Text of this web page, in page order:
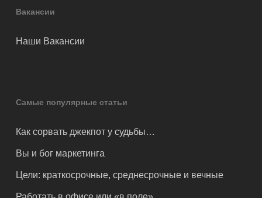
Вакансии
Наши Вакансии
Самые популярные статьи
Как сорвать джекпот у судьбы…
Вы и бог маркетинга
Цели: краткосрочные, среднесрочные и вечные